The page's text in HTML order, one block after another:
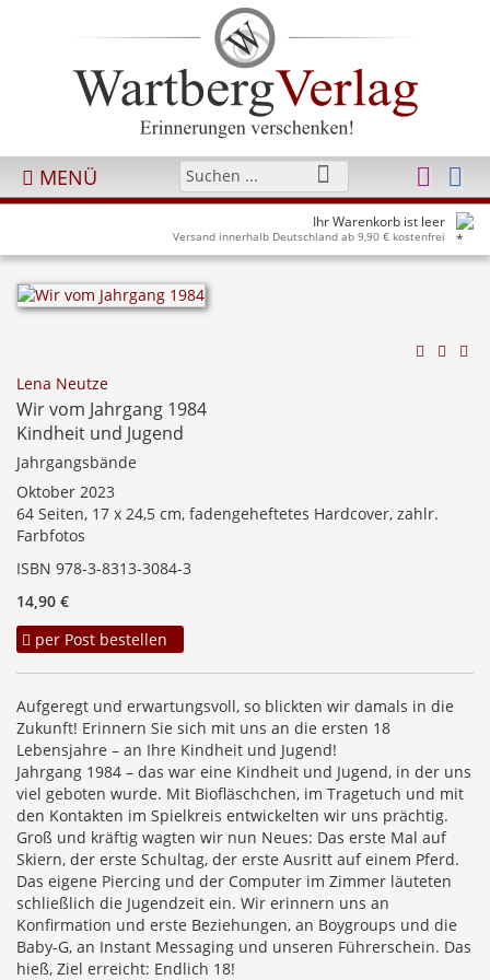
MENÜ
Ihr Warenkorb ist leer
Versand innerhalb Deutschland ab 9,90 € kostenfrei
Lena Neutze
Wir vom Jahrgang 1984
Kindheit und Jugend
Jahrgangsbände
Oktober 2023
64 Seiten, 17 x 24,5 cm, fadengeheftetes Hardcover, zahlr.
Farbfotos
ISBN 978-3-8313-3084-3
14,90 €
per Post bestellen
Aufgeregt und erwartungsvoll, so blickten wir damals in die
Zukunft! Erinnern Sie sich mit uns an die ersten 18
Lebensjahre – an Ihre Kindheit und Jugend!
Jahrgang 1984 – das war eine Kindheit und Jugend, in der uns
viel geboten wurde. Mit Biofläschchen, im Tragetuch und mit
den Kontakten im Spielkreis entwickelten wir uns prächtig.
Groß und kräftig wagten wir nun Neues: Das erste Mal auf
Skiern, der erste Schultag, der erste Ausritt auf einem Pferd.
Das eigene Piercing und der Computer im Zimmer läuteten
schließlich die Jugendzeit ein. Wir erinnern uns an
Konfirmation und erste Beziehungen, an Boygroups und die
Baby-G, an Instant Messaging und unseren Führerschein. Das
hieß, Ziel erreicht: Endlich 18!